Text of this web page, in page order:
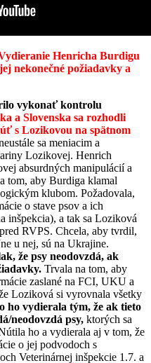
Henricha Burdigu
nekonečné požiadavky a
vykonať kontrolu
a Slovenska sa rozhodli
s Lozikovou na spätnom
sa meniacim a
Lozikovej. Henrich
absurdných manipulácií a
tom, aby Burdiga klamal
klubom. Požadovala,
o stave psov a ich
inšpekcia), a tak sa Loziková
RVPS. Chcela, aby tvrdil,
u nej, sú na Ukrajine.
že psy neodovzdá, ak
Trvala na tom, aby
zaslané na FCI, UKU a
Loziková si vyrovnala všetky
ho vydierala tým, že ak tieto
neodovzdá psy, ktorých sa
ho a vydierala aj v tom, že
o jej podvodoch s
Veterinárnej inšpekcie 1.7. a